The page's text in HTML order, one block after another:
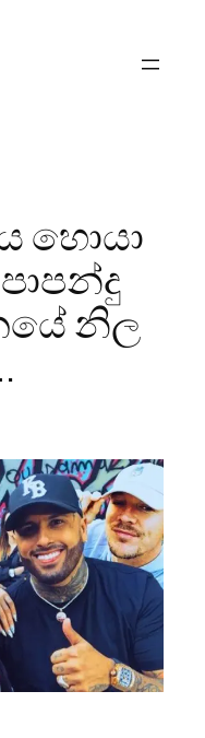
‌හ‌ොයා
නිල